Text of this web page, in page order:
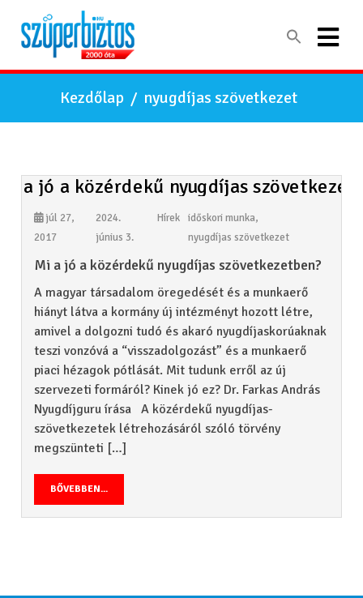
Kezdőlap / nyugdíjas szövetkezet
júl 27,
2017
2024.
június 3.
Hírek időskori munka,
nyugdíjas szövetkezet
Mi a jó a közérdekű nyugdíjas szövetkezetben?
A magyar társadalom öregedését és a munkaerő
hiányt látva a kormány új intézményt hozott létre,
amivel a dolgozni tudó és akaró nyugdíjaskorúaknak
teszi vonzóvá a “visszadolgozást” és a munkaerő
piaci hézagok pótlását. Mit tudunk erről az új
szervezeti formáról? Kinek jó ez? Dr. Farkas András
Nyugdíjguru írása A közérdekű nyugdíjas-
szövetkezetek létrehozásáról szóló törvény
megszünteti […]
BŐVEBBEN...